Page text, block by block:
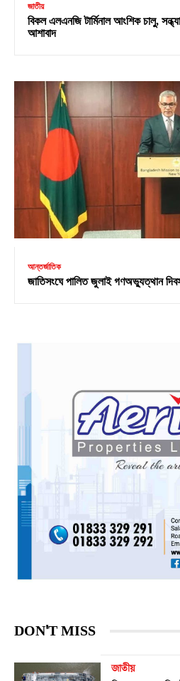
জাতীয়
বিকল এলএনজি টার্মিনাল আংশিক চালু,
আশাবাদ
আন্তর্জাতিক
জাতিসংঘে পালিত জুলাই গণঅভ্যুত্থান
DON'T MISS
জাতীয়